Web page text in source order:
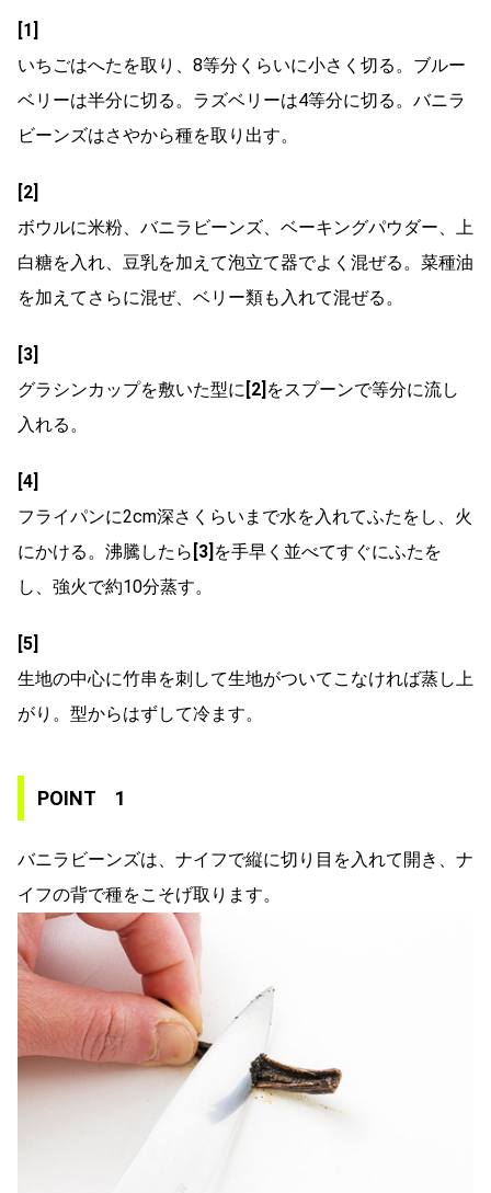
[1]
いちごはへたを取り、8等分くらいに小さく切る。ブルー
ベリーは半分に切る。ラズベリーは4等分に切る。バニラ
ビーンズはさやから種を取り出す。
[2]
ボウルに米粉、バニラビーンズ、ベーキングパウダー、上
白糖を入れ、豆乳を加えて泡立て器でよく混ぜる。菜種油
を加えてさらに混ぜ、ベリー類も入れて混ぜる。
[3]
グラシンカップを敷いた型に [2] をスプーンで等分に流し
入れる。
[4]
フライパンに2cm深さくらいまで水を入れてふたをし、火
にかける。沸騰したら [3] を手早く並べてすぐにふたを
し、強火で約10分蒸す。
[5]
生地の中心に竹串を刺して生地がついてこなければ蒸し上
がり。型からはずして冷ます。
POINT 1
バニラビーンズは、ナイフで縦に切り目を入れて開き、ナ
イフの背で種をこそげ取ります。